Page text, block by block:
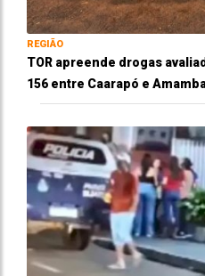
REGIÃO
TOR apreende drogas
156 entre Caarapó e